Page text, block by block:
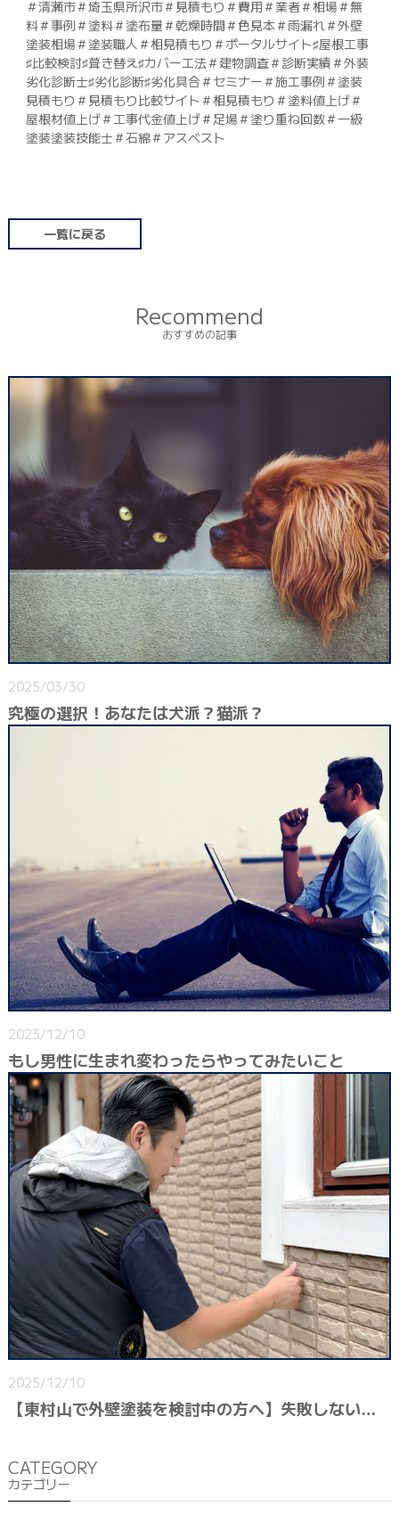
＃清瀬市＃埼玉県所沢市＃見積もり＃費用＃業者＃相場＃無
料＃事例＃塗料＃塗布量＃乾燥時間＃色見本＃雨漏れ＃外壁
塗装相場＃塗装職人＃相見積もり＃ポータルサイト♯屋根工事
♯比較検討♯葺き替え♯カバー工法＃建物調査＃診断実績＃外装
劣化診断士♯劣化診断♯劣化具合＃セミナー＃施工事例＃塗装
見積もり＃見積もり比較サイト＃相見積もり＃塗料値上げ＃
屋根材値上げ＃工事代金値上げ＃足場＃塗り重ね回数＃一級
塗装塗装技能士＃石綿＃アスベスト
一覧に戻る
Recommend
おすすめの記事
2025/03/30
究極の選択！あなたは犬派？猫派？
2023/12/10
もし男性に生まれ変わったらやってみたいこと
2025/12/10
【東村山で外壁塗装を検討中の方へ】失敗しないための“比較ポイント”と賢い見積もりの取り方
CATEGORY
カテゴリー